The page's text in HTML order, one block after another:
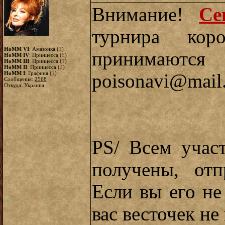
HoMM VI: Амазонка (1)
HoMM IV: Принцесса (5)
HoMM III: Принцесса (1)
HoMM II: Принцесса (2)
HoMM I: Графиня (1)
Сообщения:2568
Откуда: Украина
Внимание!
турнира
PS/ Всем
получены,
Если вы его
вас весточек